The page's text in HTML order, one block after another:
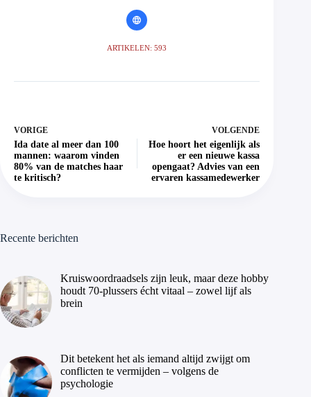
ARTIKELEN: 593
VORIGE
Ida date al meer dan 100
mannen: waarom vinden
80% van de matches haar
te kritisch?
VOLGENDE
Hoe hoort het eigenlijk als
er een nieuwe kassa
opengaat? Advies van een
ervaren kassamedewerker
Recente berichten
Kruiswoordraadsels zijn leuk, maar deze hobby
houdt 70-plussers écht vitaal – zowel lijf als
brein
Dit betekent het als iemand altijd zwijgt om
conflicten te vermijden – volgens de
psychologie